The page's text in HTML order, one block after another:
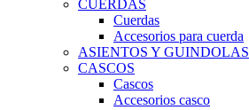
CUERDAS
Cuerdas
Accesorios para cuerda
ASIENTOS Y GUINDOLAS
CASCOS
Cascos
Accesorios casco